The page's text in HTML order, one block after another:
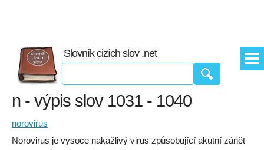
Slovník cizích slov .net
n - výpis slov 1031 - 1040
norovirus
Norovirus je vysoce nakažlivý virus způsobující akutní zánět